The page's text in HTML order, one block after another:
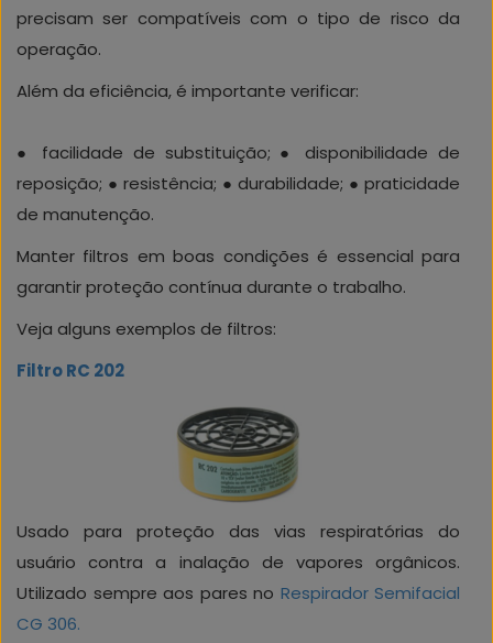
precisam ser compatíveis com o tipo de risco da
operação.
Além da eficiência, é importante verificar:
● facilidade de substituição; ● disponibilidade de
reposição; ● resistência; ● durabilidade; ● praticidade
de manutenção.
Manter filtros em boas condições é essencial para
garantir proteção contínua durante o trabalho.
Veja alguns exemplos de filtros:
Filtro RC 202
Usado para proteção das vias respiratórias do
usuário contra a inalação de vapores orgânicos.
Utilizado sempre aos pares no Respirador Semifacial
CG 306.